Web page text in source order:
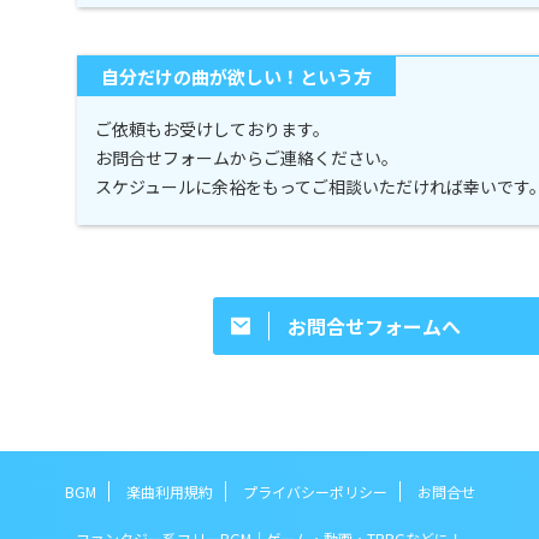
自分だけの曲が欲しい！という方
ご依頼もお受けしております。
お問合せフォームからご連絡ください。
スケジュールに余裕をもってご相談いただければ幸いです
お問合せフォームへ
BGM 楽曲利用規約 プライバシーポリシー お問合せ